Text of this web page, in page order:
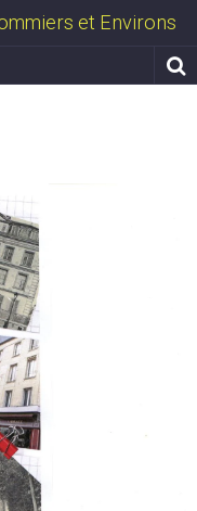
et Environs